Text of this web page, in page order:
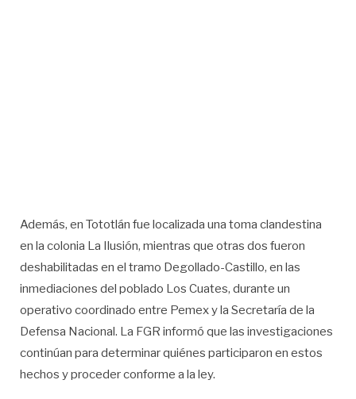
Además, en Tototlán fue localizada una toma clandestina
en la colonia La Ilusión, mientras que otras dos fueron
deshabilitadas en el tramo Degollado-Castillo, en las
inmediaciones del poblado Los Cuates, durante un
operativo coordinado entre Pemex y la Secretaría de la
Defensa Nacional. La FGR informó que las investigaciones
continúan para determinar quiénes participaron en estos
hechos y proceder conforme a la ley.